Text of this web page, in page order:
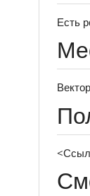
Есть
Вектор